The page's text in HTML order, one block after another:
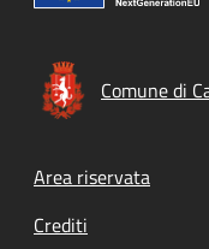
Comune di
Footer
Area riservata
Crediti